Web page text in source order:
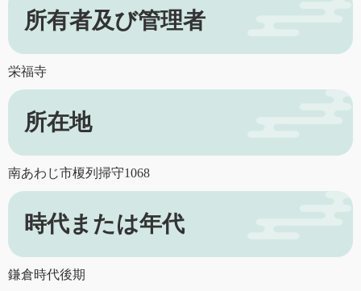
所有者及び管理者
栄福寺
所在地
南あわじ市榎列掃守1068
時代または年代
鎌倉時代後期